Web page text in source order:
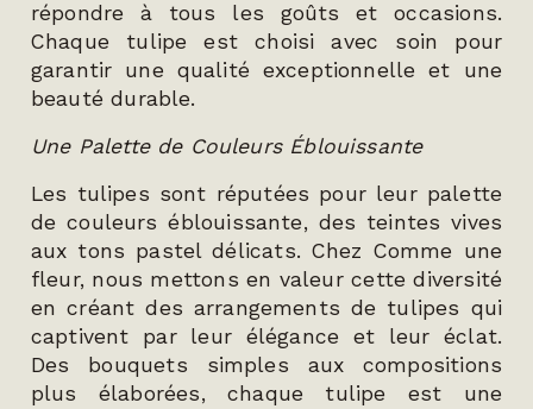
répondre à tous les goûts et occasions.
Chaque tulipe est choisi avec soin pour
garantir une qualité exceptionnelle et une
beauté durable.
Une Palette de Couleurs Éblouissante
Les tulipes sont réputées pour leur palette
de couleurs éblouissante, des teintes vives
aux tons pastel délicats. Chez Comme une
fleur, nous mettons en valeur cette diversité
en créant des arrangements de tulipes qui
captivent par leur élégance et leur éclat.
Des bouquets simples aux compositions
plus élaborées, chaque tulipe est une